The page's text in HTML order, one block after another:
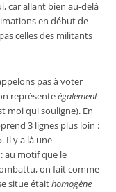
car allant bien au-delà
en début de
celles des militants
pas à voter
représenteégalement
moi qui souligne). En
3 lignes plus loin :
Il y a là une
au motif que le
on fait comme
situe étaithomogène